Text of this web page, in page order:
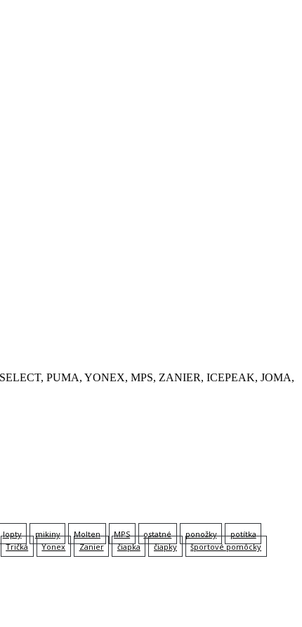
SELECT, PUMA, YONEX, MPS, ZANIER, ICEPEAK, JOMA,
lopty mikiny Molten MPS ostatné ponožky
potítka
Tričká Yonex Zanier čiapka čiapky
športové pomôcky